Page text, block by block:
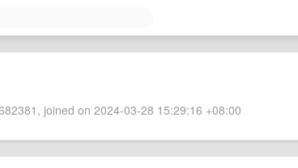
joined on 2024-03-28 15:29:16 +08:00